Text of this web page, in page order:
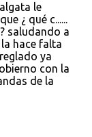
le
¿ qué c......
saludando a
hace falta
ya
con la
de la